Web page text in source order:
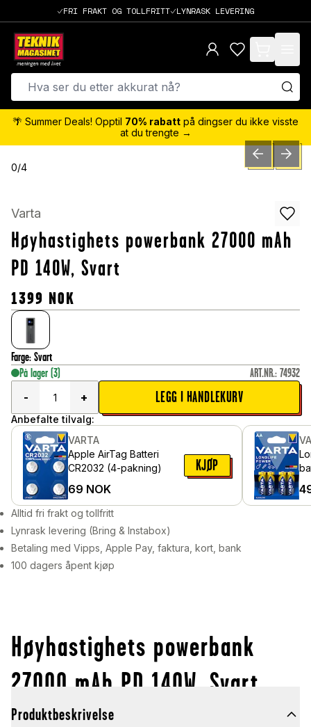
FRI FRAKT OG TOLLFRITT LYNRASK LEVERING
items in cart,
🌴 Summer Deals! Opptil 70% rabatt på dingser du ikke visste
at du trengte →
0/4 PREVIOUSNEXT
Varta
Høyhastighets powerbank 27000 mAh
PD 140W, Svart
1399 NOK
Farge: Svart
På lager (3) ART.NR.: 74932
-
+ LEGG I HANDLEKURV
Anbefalte tilvalg:
VARTA
Apple AirTag Batteri
CR2032 (4-pakning)
69 NOK
KJØP
Alltid fri frakt og tollfritt
Lynrask levering (Bring & Instabox)
Betaling med Vipps, Apple Pay, faktura, kort, bank
100 dagers åpent kjøp
Høyhastighets powerbank
27000 mAh PD 140W, Svart
Produktbeskrivelse